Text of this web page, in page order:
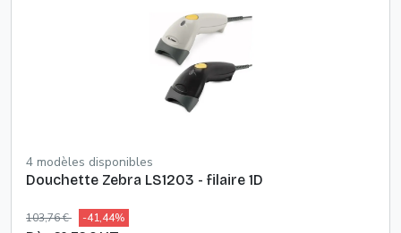
4 modèles disponibles
Douchette Zebra LS1203 - filaire 1D
103,76 € -41,44%